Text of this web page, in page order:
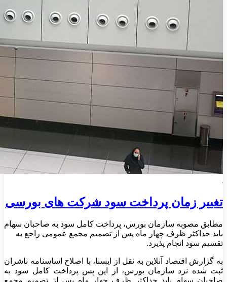
تغییر زمان پرداخت سود شرکت های بورسی
مطابق مصوبه سازمان بورس، پرداخت کامل سود به صاحبان سهام
باید حداکثر ظرف چهار ماه پس از تصمیم مجمع عمومی راجع به
تقسیم سود انجام پذیرد.
به گزارش اقتصاد آنلاین به نقل از ایسنا، با اصلاح اساسنامه ناشران
ثبت شده نزد سازمان بورس، از این پس پرداخت کامل سود به